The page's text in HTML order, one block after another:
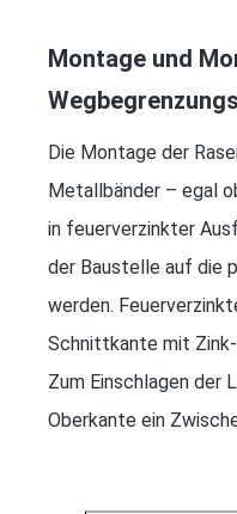
Montage und
Die Montage der
Metallbänder – egal
in feuerverzinkter
der Baustelle auf die
werden.
Schnittkante mit
Zum Einschlagen der
Oberkante ein